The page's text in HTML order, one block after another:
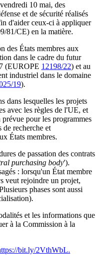
10 mai, des
et de sécurité réalisés
d'aider ceux-ci à appliquer
81/CE) en la matière.
des États membres aux
dans le cadre du futur
(EUROPE 12198/22) et au
industriel dans le domaine
19).
dans lesquelles les projets
avec les règles de l'UE, et
pour les programmes
de recherche et
États membres.
de passation des contrats
purchasing body').
: lorsqu'un État membre
veut rejoindre un projet,
phases sont aussi
et les informations que
à la Commission à la
bit.ly/2VthWbL.